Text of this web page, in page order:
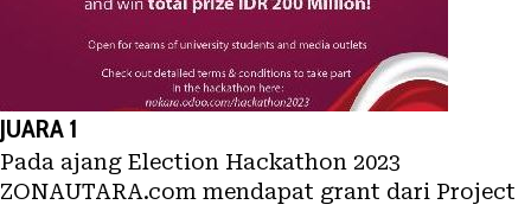
JUARA 1
Pada ajang Election Hackathon 2023
ZONAUTARA.com mendapat grant dari Project